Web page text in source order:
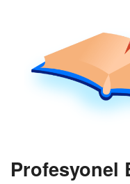
Profesyonel